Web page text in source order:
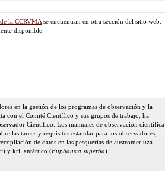
la CCRVMA se encuentran en otra sección del sitio web.
disponible.
en la gestión de los programas de observación y la
con el Comité Científico y sus grupos de trabajo, ha
Científico. Los manuales de observación científica
las tareas y requisitos estándar para los observadores,
de datos en las pesquerías de austromerluza
) y kril antártico (Euphausia superba).